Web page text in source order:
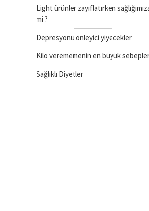
Light ürünler zayıflatırken
mi ?
Depresyonu önleyici yiyecekler
Kilo verememenin en büyük
Sağlıklı Diyetler